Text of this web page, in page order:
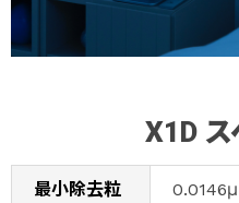
X1D
最小除去粒